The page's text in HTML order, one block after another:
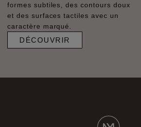
formes subtiles, des contours doux
et des surfaces tactiles avec un
caractère marqué.
DÉCOUVRIR